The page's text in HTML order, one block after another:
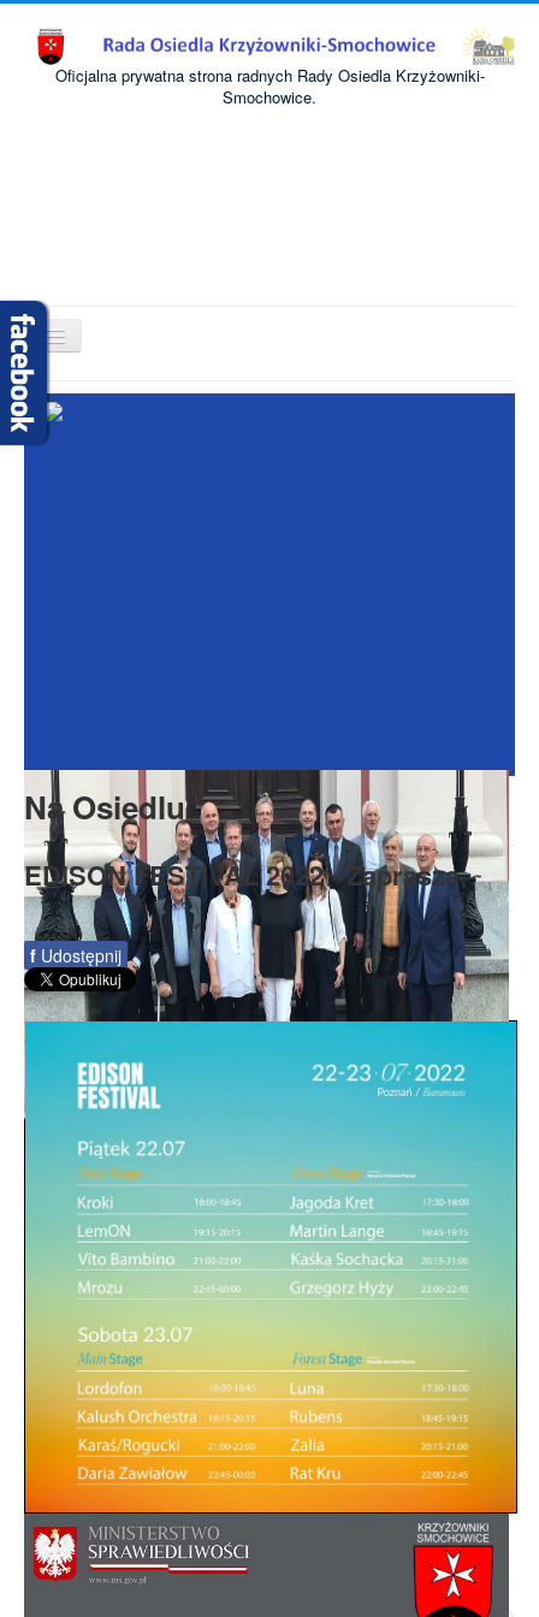
Oficjalna prywatna strona radnych Rady Osiedla Krzyżowniki-
Smochowice.
Przełącz
nawigację
Start
O nas
Rada Seniorów
Rada Osiedla - skład, regulamin
Na Osiedlu
EDISON FESTIVAL 2022 - Zaprasza
f Udostępnij